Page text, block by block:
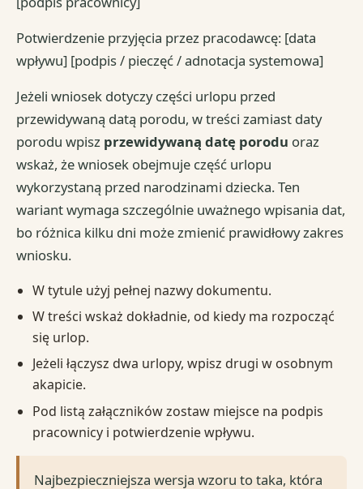
Potwierdzenie przyjęcia przez pracodawcę: [data
wpływu] [podpis / pieczęć / adnotacja systemowa]
Jeżeli wniosek dotyczy części urlopu przed
przewidywaną datą porodu, w treści zamiast daty
porodu wpisz przewidywaną datę porodu oraz
wskaż, że wniosek obejmuje część urlopu
wykorzystaną przed narodzinami dziecka. Ten
wariant wymaga szczególnie uważnego wpisania dat,
bo różnica kilku dni może zmienić prawidłowy zakres
wniosku.
W tytule użyj pełnej nazwy dokumentu.
W treści wskaż dokładnie, od kiedy ma rozpocząć
się urlop.
Jeżeli łączysz dwa urlopy, wpisz drugi w osobnym
akapicie.
Pod listą załączników zostaw miejsce na podpis
pracownicy i potwierdzenie wpływu.
Najbezpieczniejsza wersja wzoru to taka, która